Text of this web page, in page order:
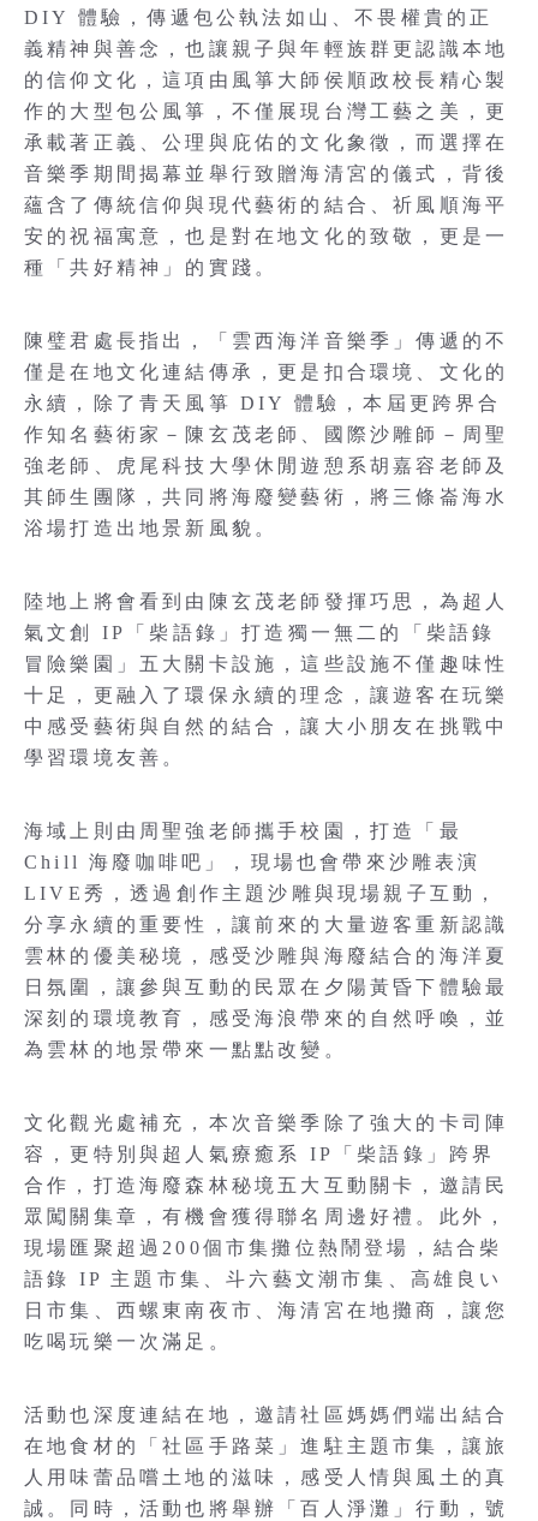
DIY 體驗，傳遞包公執法如山、不畏權貴的正
義精神與善念，也讓親子與年輕族群更認識本地
的信仰文化，這項由風箏大師侯順政校長精心製
作的大型包公風箏，不僅展現台灣工藝之美，更
承載著正義、公理與庇佑的文化象徵，而選擇在
音樂季期間揭幕並舉行致贈海清宮的儀式，背後
蘊含了傳統信仰與現代藝術的結合、祈風順海平
安的祝福寓意，也是對在地文化的致敬，更是一
種「共好精神」的實踐。
陳璧君處長指出，「雲西海洋音樂季」傳遞的不
僅是在地文化連結傳承，更是扣合環境、文化的
永續，除了青天風箏 DIY 體驗，本屆更跨界合
作知名藝術家－陳玄茂老師、國際沙雕師－周聖
強老師、虎尾科技大學休閒遊憩系胡嘉容老師及
其師生團隊，共同將海廢變藝術，將三條崙海水
浴場打造出地景新風貌。
陸地上將會看到由陳玄茂老師發揮巧思，為超人
氣文創 IP「柴語錄」打造獨一無二的「柴語錄
冒險樂園」五大關卡設施，這些設施不僅趣味性
十足，更融入了環保永續的理念，讓遊客在玩樂
中感受藝術與自然的結合，讓大小朋友在挑戰中
學習環境友善。
海域上則由周聖強老師攜手校園，打造「最
Chill 海廢咖啡吧」，現場也會帶來沙雕表演
LIVE秀，透過創作主題沙雕與現場親子互動，
分享永續的重要性，讓前來的大量遊客重新認識
雲林的優美秘境，感受沙雕與海廢結合的海洋夏
日氛圍，讓參與互動的民眾在夕陽黃昏下體驗最
深刻的環境教育，感受海浪帶來的自然呼喚，並
為雲林的地景帶來一點點改變。
文化觀光處補充，本次音樂季除了強大的卡司陣
容，更特別與超人氣療癒系 IP「柴語錄」跨界
合作，打造海廢森林秘境五大互動關卡，邀請民
眾闖關集章，有機會獲得聯名周邊好禮。此外，
現場匯聚超過200個市集攤位熱鬧登場，結合柴
語錄 IP 主題市集、斗六藝文潮市集、高雄良い
日市集、西螺東南夜市、海清宮在地攤商，讓您
吃喝玩樂一次滿足。
活動也深度連結在地，邀請社區媽媽們端出結合
在地食材的「社區手路菜」進駐主題市集，讓旅
人用味蕾品嚐土地的滋味，感受人情與風土的真
誠。同時，活動也將舉辦「百人淨灘」行動，號